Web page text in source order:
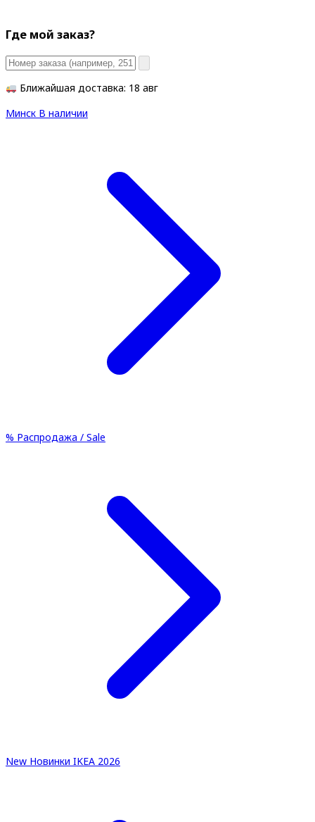
Где мой заказ?
Ближайшая доставка: 18 авг
Минск В наличии
% Распродажа / Sale
New Новинки IKEA 2026